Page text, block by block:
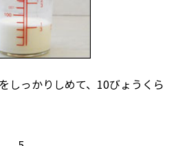
しっかりしめて、10びょうくら